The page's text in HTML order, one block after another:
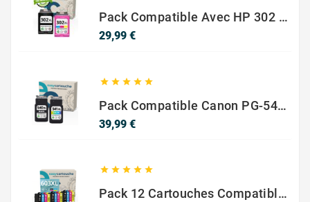
Pack Compatible Avec HP 302 XL Noir Et Couleur - SANS NIVEAU ENCRE
29,99 €Prix
    
Pack Compatible Canon PG-540 XL / CL-541 XL – Noir & Couleur – Haute Capacité
39,99 €Prix
    
Pack 12 Cartouches Compatible EPSON 603XL